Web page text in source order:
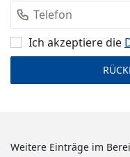
Ich akzeptiere die
Weitere Einträge im